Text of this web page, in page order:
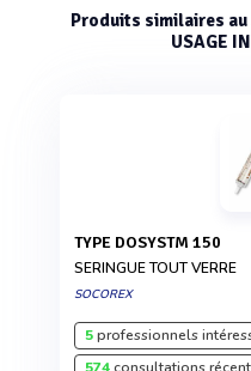
Produits similaires au
USAGE
TYPE DOSYSTM 150
SERINGUE TOUT VERRE
SOCOREX
5professionnels